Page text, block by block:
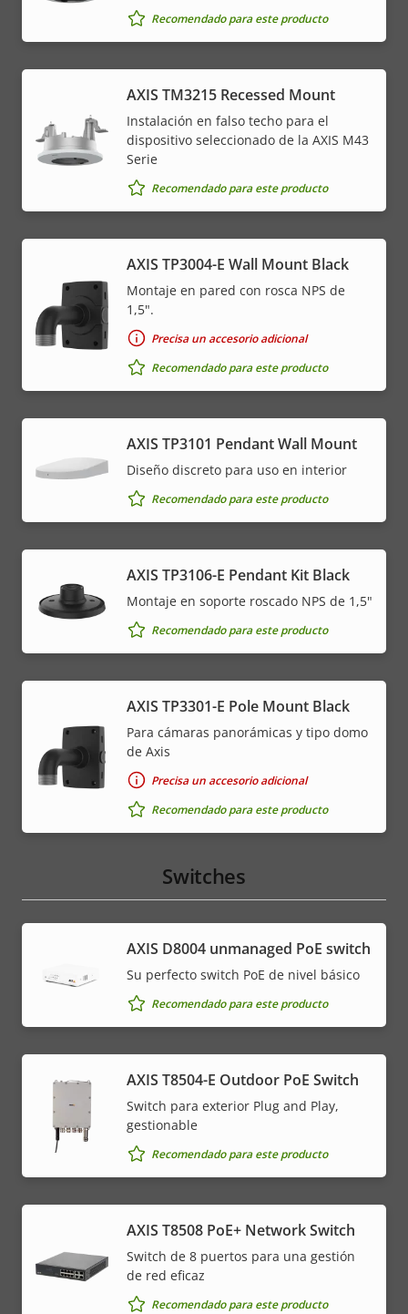
Recomendado para este producto
AXIS TM3215 Recessed Mount
Instalación en falso techo para el
dispositivo seleccionado de la AXIS M43
Serie
Recomendado para este producto
AXIS TP3004-E Wall Mount Black
Montaje en pared con rosca NPS de
1,5".
Precisa un accesorio adicional
Recomendado para este producto
AXIS TP3101 Pendant Wall Mount
Diseño discreto para uso en interior
Recomendado para este producto
AXIS TP3106-E Pendant Kit Black
Montaje en soporte roscado NPS de 1,5"
Recomendado para este producto
AXIS TP3301-E Pole Mount Black
Para cámaras panorámicas y tipo domo
de Axis
Precisa un accesorio adicional
Recomendado para este producto
Switches
AXIS ​D8004 unmanaged PoE switch
Su perfecto switch PoE de nivel básico
Recomendado para este producto
AXIS T8504-E Outdoor PoE Switch
Switch para exterior Plug and Play,
gestionable
Recomendado para este producto
AXIS T8508 PoE+ Network Switch
Switch de 8 puertos para una gestión
de red eficaz
Recomendado para este producto